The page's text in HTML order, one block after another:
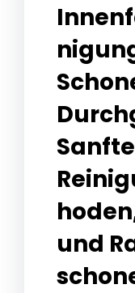
Sanfte
und